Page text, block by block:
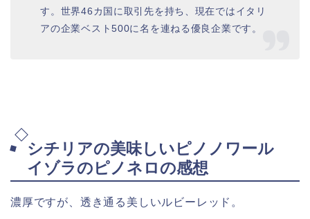
す。世界46カ国に取引先を持ち、現在ではイタリ
アの企業ベスト500に名を連ねる優良企業です。
シチリアの美味しいピノノワール
イゾラのピノネロの感想
濃厚ですが、透き通る美しいルビーレッド。